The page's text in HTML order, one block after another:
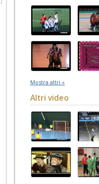
Mostra altri »
Altri video